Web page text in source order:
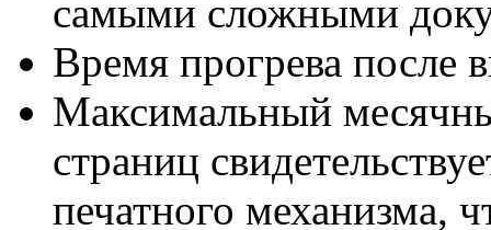
самыми сложными
Время прогрева после
Максимальный
страниц
печатного механизма,